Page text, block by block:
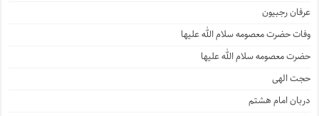
عرفان رجبیون
وفات حضرت معصومه سلام الله علیها
حضرت معصومه سلام الله علیها
حجت الهی
دربان امام هشتم